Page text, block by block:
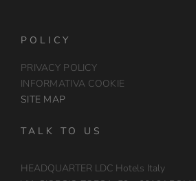
POLICY
PRIVACY POLICY
INFORMATIVA COOKIE
SITE MAP
TALK TO US
HEADQUARTER LDC Hotels Italy